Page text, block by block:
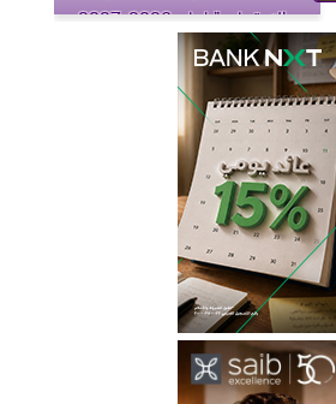
والاجتماعية لعام 2026-2027